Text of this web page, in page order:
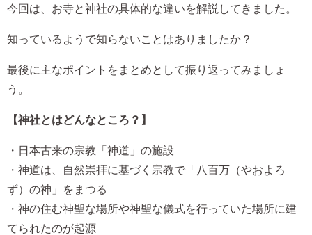
今回は、お寺と神社の具体的な違いを解説してきました。
知っているようで知らないことはありましたか？
最後に主なポイントをまとめとして振り返ってみましょ
う。
【神社とはどんなところ？】
・日本古来の宗教「神道」の施設
・神道は、自然崇拝に基づく宗教で「八百万（やおよろ
ず）の神」をまつる
・神の住む神聖な場所や神聖な儀式を行っていた場所に建
てられたのが起源